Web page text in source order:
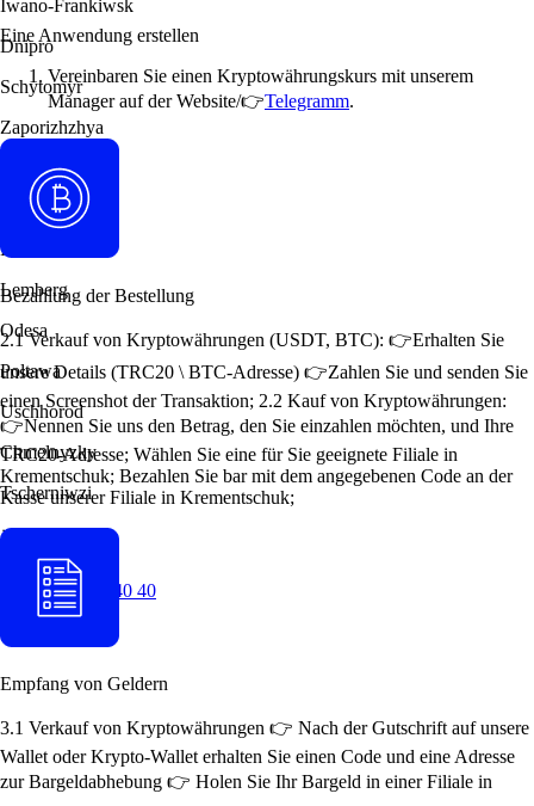
Iwano-Frankiwsk
Dnipro
Schytomyr
Zaporizhzhya
Kamianske
Kiew
Krementschuk
Lemberg
Odesa
Poltawa
Uschhorod
Chmelnyzky
Tscherniwzi
+38 (077) 294 40 40
Eine Anwendung erstellen
Vereinbaren Sie einen Kryptowährungskurs mit unserem
Manager auf der Website/👉Telegramm.
Bezahlung der Bestellung
2.1 Verkauf von Kryptowährungen (USDT, BTC): 👉Erhalten Sie
unsere Details (TRC20 \ BTC-Adresse) 👉Zahlen Sie und senden Sie
einen Screenshot der Transaktion; 2.2 Kauf von Kryptowährungen:
👉Nennen Sie uns den Betrag, den Sie einzahlen möchten, und Ihre
TRC20-Adresse; Wählen Sie eine für Sie geeignete Filiale in
Krementschuk; Bezahlen Sie bar mit dem angegebenen Code an der
Kasse unserer Filiale in Krementschuk;
Empfang von Geldern
3.1 Verkauf von Kryptowährungen 👉 Nach der Gutschrift auf unsere
Wallet oder Krypto-Wallet erhalten Sie einen Code und eine Adresse
zur Bargeldabhebung 👉 Holen Sie Ihr Bargeld in einer Filiale in